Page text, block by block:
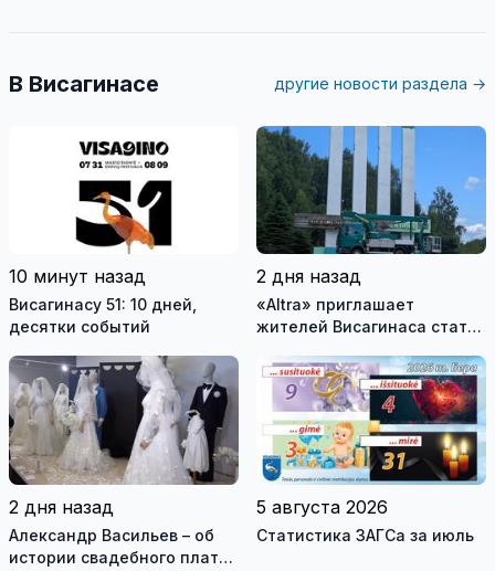
В Висагинасе другие новости раздела →
10 минут назад
Висагинасу 51: 10 дней,
десятки событий
2 дня назад
«Altra» приглашает
жителей Висагинаса стать
обновлённой стелы
2 дня назад
Александр Васильев – об
истории свадебного платья
5 августа 2026
Статистика ЗАГСа за июль